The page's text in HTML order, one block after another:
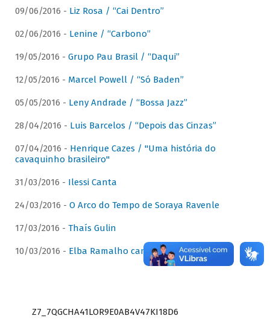
09/06/2016 - Liz Rosa / “Cai Dentro”
02/06/2016 - Lenine / “Carbono”
19/05/2016 - Grupo Pau Brasil / “Daqui”
12/05/2016 - Marcel Powell / “Só Baden”
05/05/2016 - Leny Andrade / “Bossa Jazz”
28/04/2016 - Luis Barcelos / “Depois das Cinzas”
07/04/2016 - Henrique Cazes / "Uma história do
cavaquinho brasileiro"
31/03/2016 - Ilessi Canta
24/03/2016 - O Arco do Tempo de Soraya Ravenle
17/03/2016 - Thaís Gulin
10/03/2016 - Elba Ramalho canta Dominguinhos
Z7_7QGCHA41LOR9E0AB4V47KI18D6